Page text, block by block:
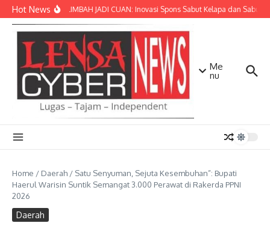
Lewati ke konten
Hot NewsSULAP LIMBAH JADI CUAN: Inovasi Spons Sabut Kelapa dan Sabun
Me
nu
Home / Daerah / Satu Senyuman, Sejuta Kesembuhan”: Bupati
Haerul Warisin Suntik Semangat 3.000 Perawat di Rakerda PPNI
2026
Daerah